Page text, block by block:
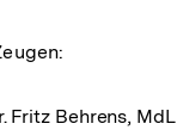
Fritz Behrens, MdL